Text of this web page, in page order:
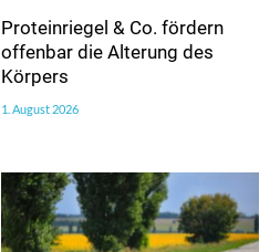
Proteinriegel & Co. fördern
offenbar die Alterung des
Körpers
1. August 2026